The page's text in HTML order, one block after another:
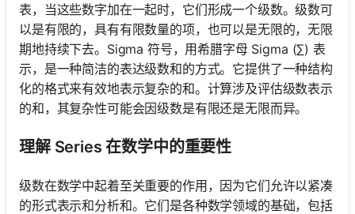
表，当这些数字加在一起时，它们形成一个级数。级数可
以是有限的，具有有限数量的项，也可以是无限的，无限
期地持续下去。Sigma 符号，用希腊字母 Sigma (∑) 表
示，是一种简洁的表达级数和的方式。它提供了一种结构
化的格式来有效地表示复杂的和。计算涉及评估级数表示
的和，其复杂性可能会因级数是有限还是无限而异。
理解 Series 在数学中的重要性
级数在数学中起着至关重要的作用，因为它们允许以紧凑
的形式表示和分析和。它们是各种数学领域的基础，包括